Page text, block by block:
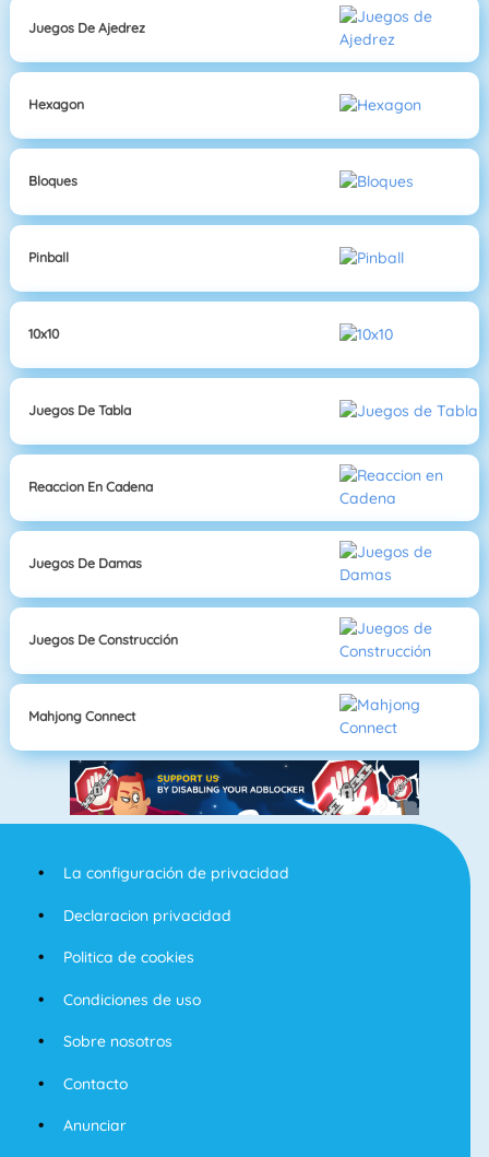
Juegos De Ajedrez
Hexagon
Bloques
Pinball
10x10
Juegos De Tabla
Reaccion En Cadena
Juegos De Damas
Juegos De Construcción
Mahjong Connect
La configuración de privacidad
Declaracion privacidad
Politica de cookies
Condiciones de uso
Sobre nosotros
Contacto
Anunciar